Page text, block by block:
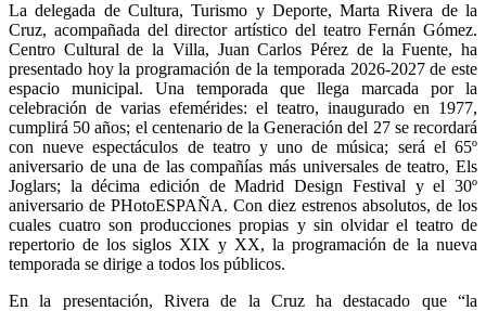
La delegada de Cultura, Turismo y Deporte, Marta Rivera de la
Cruz, acompañada del director artístico del teatro Fernán Gómez.
Centro Cultural de la Villa, Juan Carlos Pérez de la Fuente, ha
presentado hoy la programación de la temporada 2026-2027 de este
espacio municipal. Una temporada que llega marcada por la
celebración de varias efemérides: el teatro, inaugurado en 1977,
cumplirá 50 años; el centenario de la Generación del 27 se recordará
con nueve espectáculos de teatro y uno de música; será el 65º
aniversario de una de las compañías más universales de teatro, Els
Joglars; la décima edición de Madrid Design Festival y el 30º
aniversario de PHotoESPAÑA. Con diez estrenos absolutos, de los
cuales cuatro son producciones propias y sin olvidar el teatro de
repertorio de los siglos XIX y XX, la programación de la nueva
temporada se dirige a todos los públicos.
En la presentación, Rivera de la Cruz ha destacado que “la